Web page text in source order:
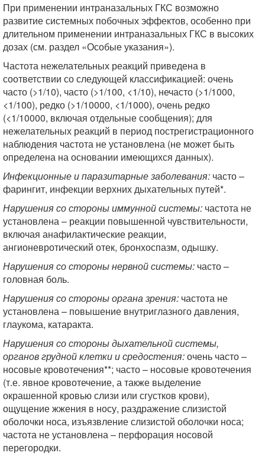
При применении интраназальных ГКС возможно
развитие системных побочных эффектов, особенно при
длительном применении интраназальных ГКС в высоких
дозах (см. раздел «Особые указания»).
Частота нежелательных реакций приведена в
соответствии со следующей классификацией: очень
часто (>1/10), часто (>1/100, <1/10), нечасто (>1/1000,
<1/100), редко (>1/10000, <1/1000), очень редко
(<1/10000, включая отдельные сообщения); для
нежелательных реакций в период пострегистрационного
наблюдения частота не установлена (не может быть
определена на основании имеющихся данных).
Инфекционные и паразитарные заболевания: часто –
фарингит, инфекции верхних дыхательных путей*.
Нарушения со стороны иммунной системы: частота не
установлена – реакции повышенной чувствительности,
включая анафилактические реакции,
ангионевротический отек, бронхоспазм, одышку.
Нарушения со стороны нервной системы: часто –
головная боль.
Нарушения со стороны органа зрения: частота не
установлена – повышение внутриглазного давления,
глаукома, катаракта.
Нарушения со стороны дыхательной системы,
органов грудной клетки и средостения:очень часто –
носовые кровотечения**; часто – носовые кровотечения
(т.е. явное кровотечение, а также выделение
окрашенной кровью слизи или сгустков крови),
ощущение жжения в носу, раздражение слизистой
оболочки носа, изъязвление слизистой оболочки носа;
частота не установлена – перфорация носовой
перегородки.